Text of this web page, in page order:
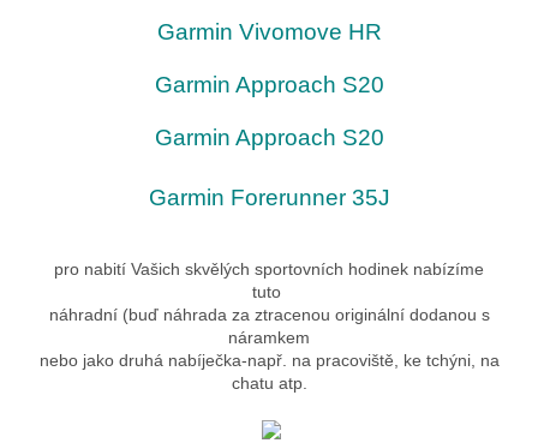
Garmin Vivomove HR
Garmin Approach S20
Garmin Approach S20
Garmin Forerunner 35J
pro nabití Vašich skvělých sportovních hodinek nabízíme
tuto
náhradní (buď náhrada za ztracenou originální dodanou s
náramkem
nebo jako druhá nabíječka-např. na pracoviště, ke tchýni, na
chatu atp.